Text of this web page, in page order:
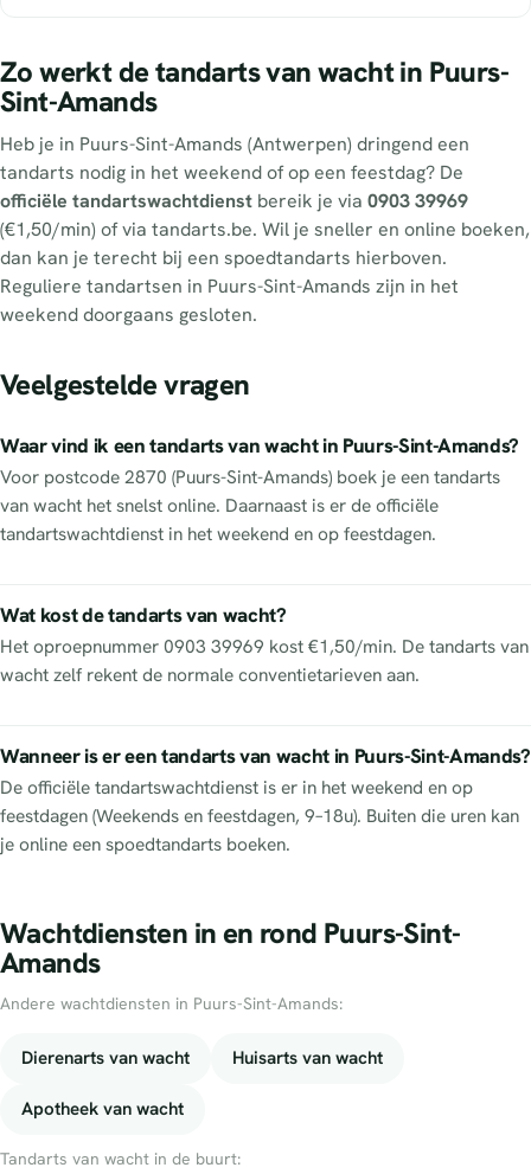
Zo werkt de tandarts van wacht in Puurs-
Sint-Amands
Heb je in Puurs-Sint-Amands (Antwerpen) dringend een
tandarts nodig in het weekend of op een feestdag? De
officiële tandartswachtdienst bereik je via 0903 39969
(€1,50/min) of via tandarts.be. Wil je sneller en online boeken,
dan kan je terecht bij een spoedtandarts hierboven.
Reguliere tandartsen in Puurs-Sint-Amands zijn in het
weekend doorgaans gesloten.
Veelgestelde vragen
Waar vind ik een tandarts van wacht in Puurs-Sint-Amands?
Voor postcode 2870 (Puurs-Sint-Amands) boek je een tandarts
van wacht het snelst online. Daarnaast is er de officiële
tandartswachtdienst in het weekend en op feestdagen.
Wat kost de tandarts van wacht?
Het oproepnummer 0903 39969 kost €1,50/min. De tandarts van
wacht zelf rekent de normale conventietarieven aan.
Wanneer is er een tandarts van wacht in Puurs-Sint-Amands?
De officiële tandartswachtdienst is er in het weekend en op
feestdagen (Weekends en feestdagen, 9–18u). Buiten die uren kan
je online een spoedtandarts boeken.
Wachtdiensten in en rond Puurs-Sint-
Amands
Andere wachtdiensten in Puurs-Sint-Amands:
Dierenarts van wacht Huisarts van wacht
Apotheek van wacht
Tandarts van wacht in de buurt: